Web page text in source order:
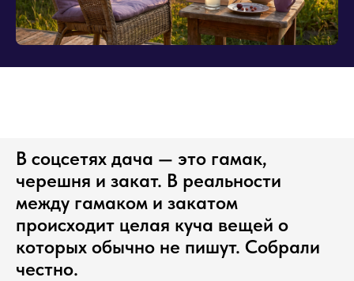
В соцсетях дача — это гамак,
черешня и закат. В реальности
между гамаком и закатом
происходит целая куча вещей о
которых обычно не пишут. Собрали
честно.